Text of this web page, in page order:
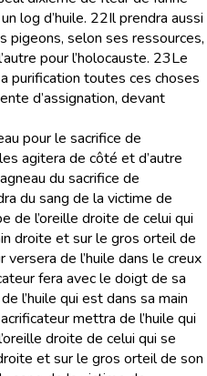
log d’huile. 22Il prendra aussi
pigeons, selon ses ressources,
pour l’holocauste. 23Le
purification toutes ces choses
d’assignation, devant
pour le sacrifice de
agitera de côté et d’autre
du sacrifice de
du sang de la victime de
de l’oreille droite de celui qui
droite et sur le gros orteil de
versera de l’huile dans le creux
fera avec le doigt de sa
l’huile qui est dans sa main
mettra de l’huile qui
droite de celui qui se
et sur le gros orteil de son